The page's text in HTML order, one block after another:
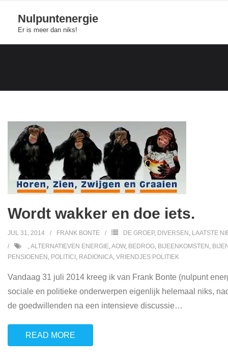
content
Nulpuntenergie
Er is meer dan niks!
Wordt wakker en doe iets.
JUL 31, 2014 FRANK BONTE DE GROEP, DIVERSEN , LAATSTE
.,ALTERNATIEVEN ENERGIE,AOW, BEDROG, BIJEENKOMSTEN ,
PENSIOENEN , POLITICI , RADIONICA, VRIENDJES POLITIEK
Vandaag 31 juli 2014 kreeg ik van Frank Bonte (nulpunt
sociale en politieke onderwerpen eigenlijk helemaal niks,
de goedwillenden na een intensieve discussie…
READ MORE